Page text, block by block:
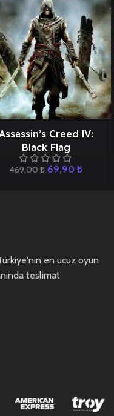
Creed lV:
Black Flag
469,00₺ 69,90 ₺
en ucuz oyun
teslimat